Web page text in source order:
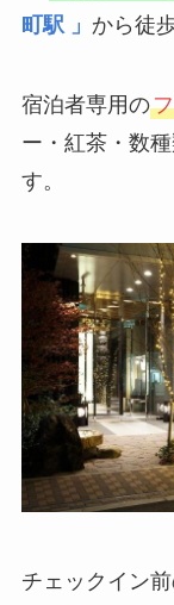
町駅 」 から徒
宿泊者専用の
ー・紅茶・数
す。
チェックイン